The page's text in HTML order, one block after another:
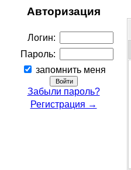
Авторизация
Логин:
Пароль:
запомнить меня
Забыли пароль?
Регистрация →